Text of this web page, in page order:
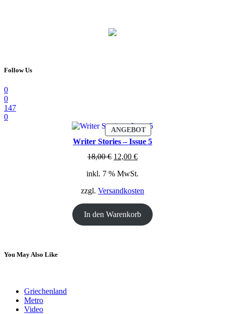
Follow Us
0
0
147
0
ANGEBOTPRODUKT
IM
ANGEBOT
Writer Stories – Issue 5
18,00€ Ursprünglicher
war:
12,00 €Aktueller
ist:
inkl. 7 % MwSt.
zzgl. Versandkosten
In den Warenkorb
You May Also Like
Griechenland
Metro
Video